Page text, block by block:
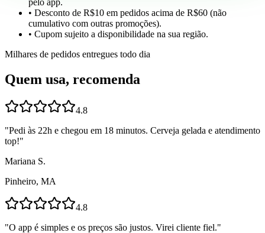
• Desconto de R$10 em pedidos acima de R$60 (não
cumulativo com outras promoções).
• Cupom sujeito a disponibilidade na sua região.
Milhares de pedidos entregues todo dia
Quem usa, recomenda
4.8
"Pedi às 22h e chegou em 18 minutos. Cerveja gelada e atendimento
top!"
Mariana S.
Pinheiro, MA
4.8
"O app é simples e os preços são justos. Virei cliente fiel."